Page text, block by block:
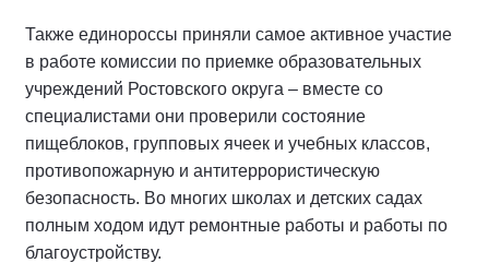
Также единороссы приняли самое активное участие
в работе комиссии по приемке образовательных
учреждений Ростовского округа – вместе со
специалистами они проверили состояние
пищеблоков, групповых ячеек и учебных классов,
противопожарную и антитеррористическую
безопасность. Во многих школах и детских садах
полным ходом идут ремонтные работы и работы по
благоустройству.